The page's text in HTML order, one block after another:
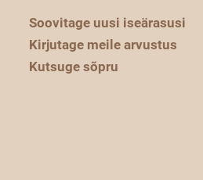
Soovitage uusi iseärasusi
Kirjutage meile arvustus
Kutsuge sõpru